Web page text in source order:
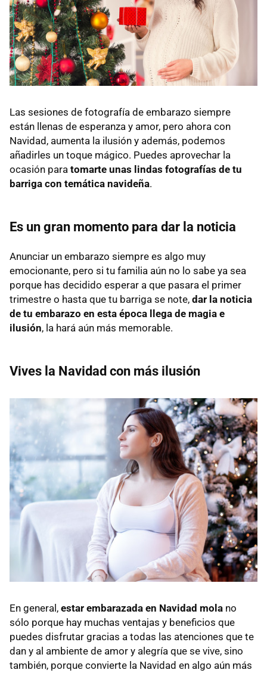
Las sesiones de fotografía de embarazo siempre
están llenas de esperanza y amor, pero ahora con
Navidad, aumenta la ilusión y además, podemos
añadirles un toque mágico. Puedes aprovechar la
ocasión para tomarte unas lindas fotografías de tu
barriga con temática navideña.
Es un gran momento para dar la noticia
Anunciar un embarazo siempre es algo muy
emocionante, pero si tu familia aún no lo sabe ya sea
porque has decidido esperar a que pasara el primer
trimestre o hasta que tu barriga se note, dar la noticia
de tu embarazo en esta época llega de magia e
ilusión, la hará aún más memorable.
Vives la Navidad con más ilusión
En general, estar embarazada en Navidad mola no
sólo porque hay muchas ventajas y beneficios que
puedes disfrutar gracias a todas las atenciones que te
dan y al ambiente de amor y alegría que se vive, sino
también, porque convierte la Navidad en algo aún más